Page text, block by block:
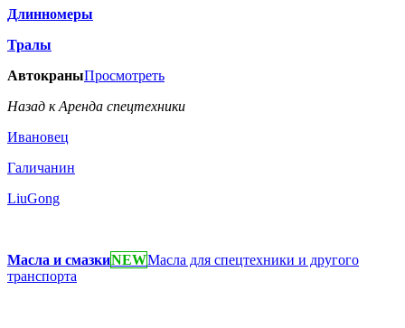
Длинномеры
Тралы
АвтокраныПросмотреть
Назад к Аренда спецтехники
Ивановец
Галичанин
LiuGong
Масла и смазкиNEWМасла для спецтехники и другого
транспорта